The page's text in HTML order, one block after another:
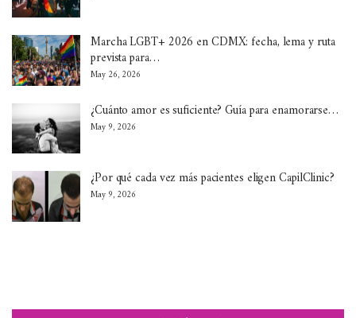
Marcha LGBT+ 2026 en CDMX: fecha, lema y ruta
prevista para…
May 26, 2026
¿Cuánto amor es suficiente? Guía para enamorarse…
May 9, 2026
¿Por qué cada vez más pacientes eligen CapilClinic?
May 9, 2026